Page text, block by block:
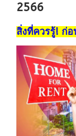
2566
สิ่งที่ควรรู้! ก่